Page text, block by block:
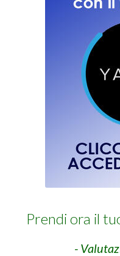
Prendi ora il
-